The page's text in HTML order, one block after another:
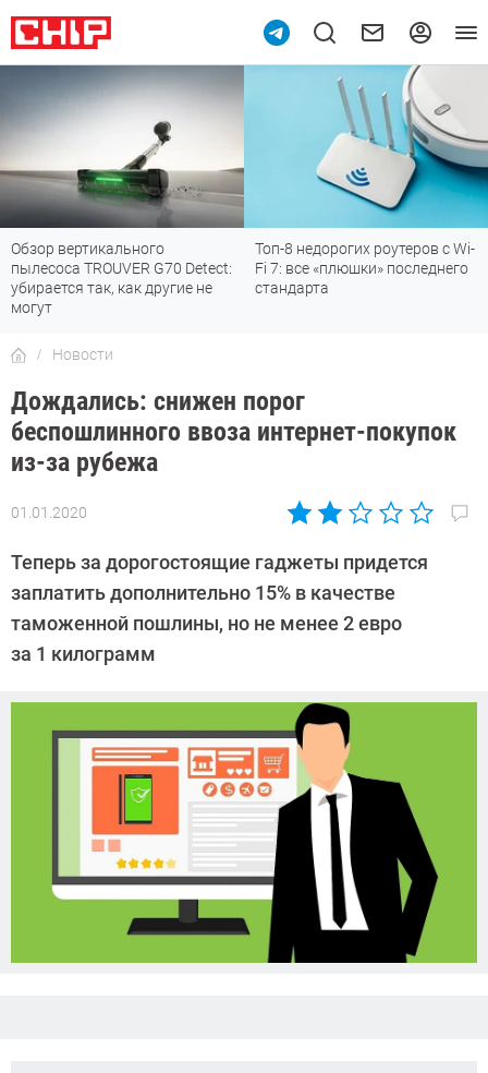
Обзор вертикального
пылесоса TROUVER G70 Detect:
убирается так, как другие не
могут
Топ-8 недорогих роутеров с Wi-
Fi 7: все «плюшки» последнего
стандарта
Новости
Дождались: снижен порог
беспошлинного ввоза интернет-покупок
из-за рубежа
01.01.2020
Автор:
Воробьев
Теперь за дорогостоящие гаджеты придется
заплатить дополнительно 15% в качестве
таможенной пошлины, но не менее 2 евро
за 1 килограмм